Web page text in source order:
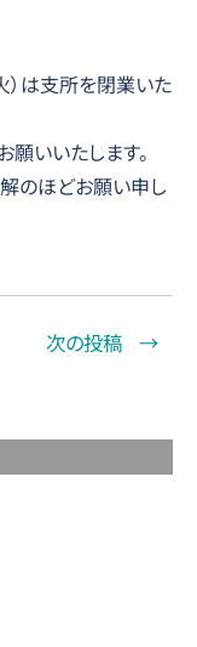
）は支所を閉業いた
いいたします。
のほどお願い申し
次の投稿 →